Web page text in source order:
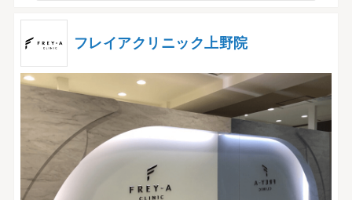
フレイアクリニック上野院